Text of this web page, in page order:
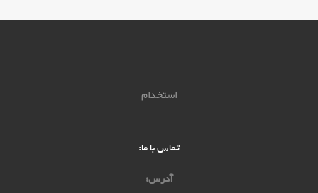
استخدام
تماس با ما:
آدرس: